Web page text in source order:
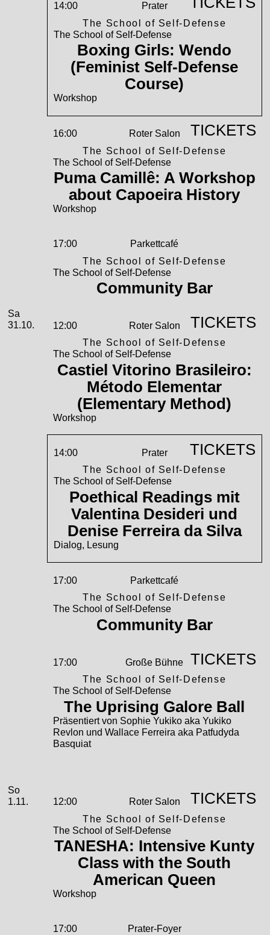
14:00
Prater
The School of Self-Defense
The School of Self-Defense
Boxing Girls: Wendo
(Feminist Self-Defense
Course)
Workshop
16:00
Roter Salon
The School of Self-Defense
The School of Self-Defense
Puma Camillê: A Workshop
about Capoeira History
Workshop
TICKETS
17:00
Parkettcafé
The School of Self-Defense
The School of Self-Defense
Community Bar
Samstag, 31. Oktober 2026
Sa
31.10.
12:00
Roter Salon
The School of Self-Defense
The School of Self-Defense
Castiel Vitorino Brasileiro:
Método Elementar
(Elementary Method)
Workshop
TICKETS
14:00
Prater
The School of Self-Defense
The School of Self-Defense
Poethical Readings mit
Valentina Desideri und
Denise Ferreira da Silva
Dialog, Lesung
TICKETS
17:00
Parkettcafé
The School of Self-Defense
The School of Self-Defense
Community Bar
17:00
Große Bühne
The School of Self-Defense
The School of Self-Defense
The Uprising Galore Ball
Präsentiert von Sophie Yukiko aka Yukiko
Revlon und Wallace Ferreira aka Patfudyda
Basquiat
TICKETS
November
Sonntag, 01. November 2026
So
1.11.
12:00
Roter Salon
The School of Self-Defense
The School of Self-Defense
TANESHA: Intensive Kunty
Class with the South
American Queen
Workshop
TICKETS
17:00
Prater-Foyer